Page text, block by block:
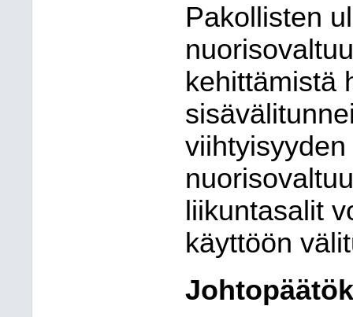
Pakollisten
kehittämistä
liikuntasalit
käyttöön